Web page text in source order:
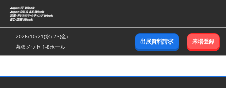
ス
キ
ッ
し
2026/10/21(水)-23(金)
幕張メッセ 1-8ホール
出展資料請求 来場登録